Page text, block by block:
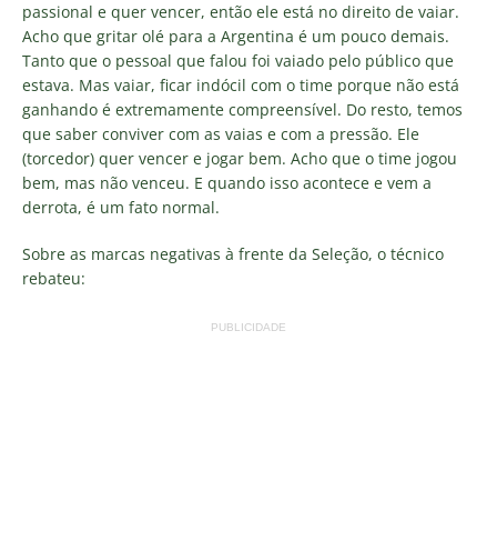
passional e quer vencer, então ele está no direito de vaiar.
Acho que gritar olé para a Argentina é um pouco demais.
Tanto que o pessoal que falou foi vaiado pelo público que
estava. Mas vaiar, ficar indócil com o time porque não está
ganhando é extremamente compreensível. Do resto, temos
que saber conviver com as vaias e com a pressão. Ele
(torcedor) quer vencer e jogar bem. Acho que o time jogou
bem, mas não venceu. E quando isso acontece e vem a
derrota, é um fato normal.
Sobre as marcas negativas à frente da Seleção, o técnico
rebateu:
PUBLICIDADE